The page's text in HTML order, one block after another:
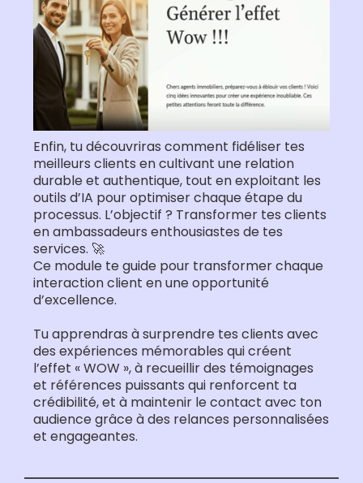
Enfin, tu découvriras comment fidéliser tes
meilleurs clients en cultivant une relation
durable et authentique, tout en exploitant les
outils d’IA pour optimiser chaque étape du
processus. L’objectif ? Transformer tes clients
en ambassadeurs enthousiastes de tes
services. 🚀
Ce module te guide pour transformer chaque
interaction client en une opportunité
d’excellence.
Tu apprendras à surprendre tes clients avec
des expériences mémorables qui créent
l’effet « WOW », à recueillir des témoignages
et références puissants qui renforcent ta
crédibilité, et à maintenir le contact avec ton
audience grâce à des relances personnalisées
et engageantes.